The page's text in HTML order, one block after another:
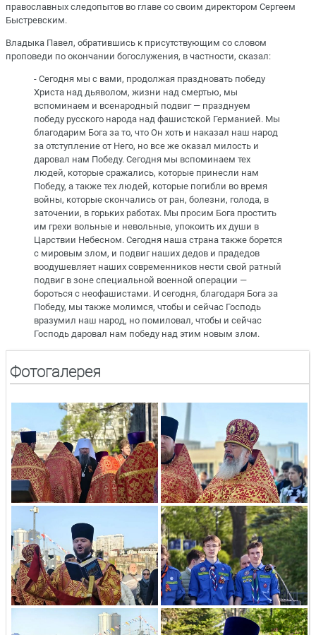
православных следопытов во главе со своим директором Сергеем
Быстревским.
Владыка Павел, обратившись к присутствующим со словом
проповеди по окончании богослужения, в частности, сказал:
- Сегодня мы с вами, продолжая праздновать победу
Христа над дьяволом, жизни над смертью, мы
вспоминаем и всенародный подвиг — празднуем
победу русского народа над фашистской Германией. Мы
благодарим Бога за то, что Он хоть и наказал наш народ
за отступление от Него, но все же оказал милость и
даровал нам Победу. Сегодня мы вспоминаем тех
людей, которые сражались, которые принесли нам
Победу, а также тех людей, которые погибли во время
войны, которые скончались от ран, болезни, голода, в
заточении, в горьких работах. Мы просим Бога простить
им грехи вольные и невольные, упокоить их души в
Царствии Небесном. Сегодня наша страна также борется
с мировым злом, и подвиг наших дедов и прадедов
воодушевляет наших современников нести свой ратный
подвиг в зоне специальной военной операции —
бороться с неофашистами. И сегодня, благодаря Бога за
Победу, мы также молимся, чтобы и сейчас Господь
вразумил наш народ, но помиловал, чтобы и сейчас
Господь даровал нам победу над этим новым злом.
Фотогалерея